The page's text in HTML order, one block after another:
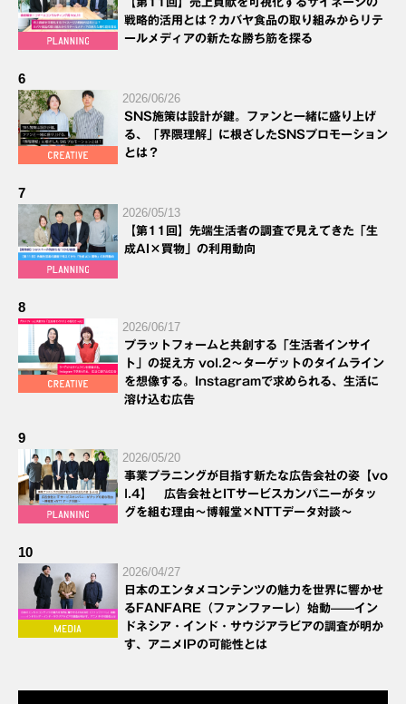
戦略的活用とは？カバヤ食品の取り組みからリテ
ールメディアの新たな勝ち筋を探る
6
2026/06/26
SNS施策は設計が鍵。ファンと一緒に盛り上げ
る、「界隈理解」に根ざしたSNSプロモーション
とは？
7
2026/05/13
【第11回】先端生活者の調査で見えてきた「生
成AI×買物」の利用動向
8
2026/06/17
プラットフォームと共創する「生活者インサイ
ト」の捉え方 vol.2～ターゲットのタイムライン
を想像する。Instagramで求められる、生活に
溶け込む広告
9
2026/05/20
事業プラニングが目指す新たな広告会社の姿【vo
l.4】 広告会社とITサービスカンパニーがタッ
グを組む理由～博報堂×NTTデータ対談～
10
2026/04/27
日本のエンタメコンテンツの魅力を世界に響かせ
るFANFARE（ファンファーレ）始動——イン
ドネシア・インド・サウジアラビアの調査が明か
す、アニメIPの可能性とは